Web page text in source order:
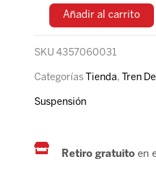
Añadir al carrito
SKU 4357060031
Categorías Tienda, Tren
Suspensión
Retiro gratuito en